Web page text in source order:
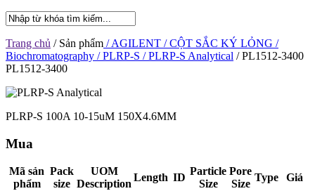
Trang chủ / Sản phẩm / AGILENT / CỘT SẮC KÝ LỎNG /
Biochromatography / PLRP-S / PLRP-S Analytical / PL1512-3400
PL1512-3400
PLRP-S 100A 10-15uM 150X4.6MM
Mua
Mã sản
phẩm
Pack
size
UOM
Description
Length ID
Particle
Size
Pore
Size
Type
Giá